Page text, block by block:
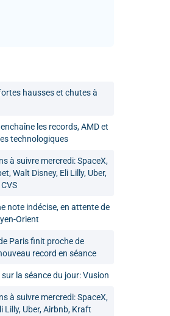
hausses et chutes à
les records, AMD et
technologiques
à suivre mercredi: SpaceX,
Walt Disney, Eli Lilly, Uber,
note indécise, en attente de
Orient
Paris finit proche de
record en séance
la séance du jour: Vusion
à suivre mercredi: SpaceX,
Lilly, Uber, Airbnb, Kraft